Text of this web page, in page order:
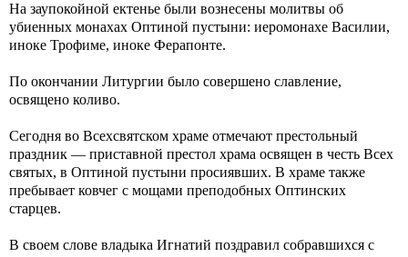
На заупокойной ектенье были вознесены молитвы об
убиенных монахах Оптиной пустыни: иеромонахе Василии,
иноке Трофиме, иноке Ферапонте.
По окончании Литургии было совершено славление,
освящено коливо.
Сегодня во Всехсвятском храме отмечают престольный
праздник — приставной престол храма освящен в честь Всех
святых, в Оптиной пустыни просиявших. В храме также
пребывает ковчег с мощами преподобных Оптинских
старцев.
В своем слове владыка Игнатий поздравил собравшихся с